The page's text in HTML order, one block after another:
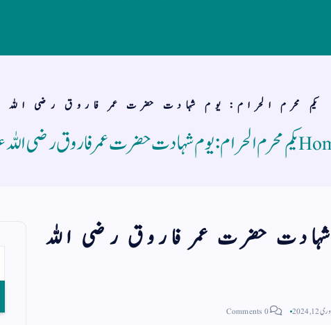
یکم محرم الحرام: یوم شہادت حضرت عمر فاروق رضی اللہ
یکم محرم الحرام: یوم شہادت حضرت عمر فاروق رضی اللہ
شہادت حضرت عمر فاروق رضی اللہ
2024
0 Comments